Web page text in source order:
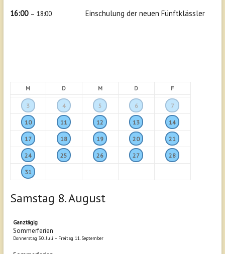
16:00 – 18:00 Einschulung der neuen Fünftklässler
M D M D F
3 4 5 6 7
10 11 12 13 14
17 18 19 20 21
24 25 26 27 28
31
Samstag 8.August
Ganztägig
Sommerferien
Donnerstag 30. Juli – Freitag 11. September